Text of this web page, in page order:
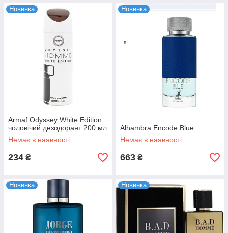
Новинка
Armaf Odyssey White Edition
чоловічий дезодорант 200 мл
Немає в наявності
234 ₴
Новинка
Alhambra Encode Blue
Немає в наявності
663 ₴
Новинка Новинка